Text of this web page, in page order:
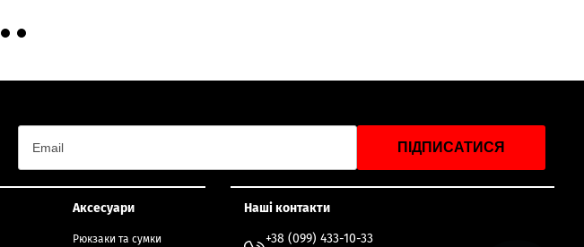
ПІДПИСАТИСЯ
Аксесуари
Рюкзаки та сумки
Наші контакти
+38 (099) 433-10-33